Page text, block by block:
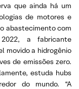
que ainda há um
de motores e
abastecimento com
a fabricante
movido a hidrogênio
de emissões zero.
estuda hubs
do mundo. “A